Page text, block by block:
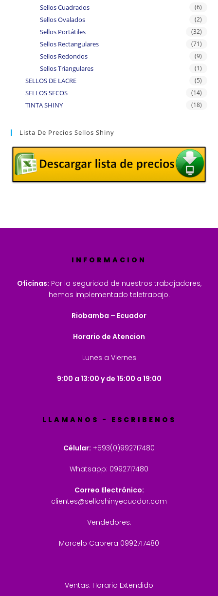
Sellos Cuadrados (6)
Sellos Ovalados (2)
Sellos Portátiles (32)
Sellos Rectangulares (71)
Sellos Redondos (9)
Sellos Triangulares (1)
SELLOS DE LACRE (5)
SELLOS SECOS (14)
TINTA SHINY (18)
Lista De Precios Sellos Shiny
INFORMACION
Oficinas: Por la seguridad de nuestros trabajadores,
hemos implementado teletrabajo.
Riobamba – Ecuador
Horario de Atencion
Lunes a Viernes
9:00 a 13:00 y de 15:00 a 19:00
LLAMANOS - ESCRIBENOS
Célular: +593(0)992717480
Whatsapp: 0992717480
Correo Electrónico:
clientes@selloshinyecuador.com
Vendedores:
Marcelo Cabrera 0992717480
Ventas: Horario Extendido